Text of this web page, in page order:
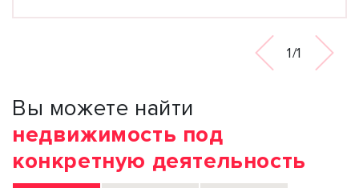
1/1
Вы можете найти
недвижимость под
конкретную деятельность